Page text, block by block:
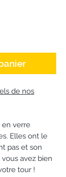
de nos
en verre
Elles ont le
pas et son
avez bien
tour !